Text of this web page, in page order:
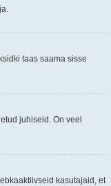
taas saama sisse
juhiseid. On veel
kasutajaid, et